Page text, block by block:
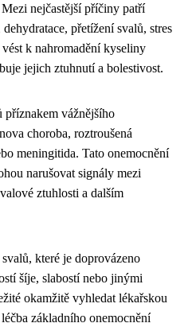
nejčastější příčiny patří
přetížení svalů, stres
k nahromadění kyseliny
jejich ztuhnutí a bolestivost.
vážnějšího
choroba, roztroušená
meningitida. Tato onemocnění
narušovat signály mezi
ztuhlosti a dalším
které je doprovázeno
šíje, slabostí nebo jinými
okamžitě vyhledat lékařskou
základního onemocnění